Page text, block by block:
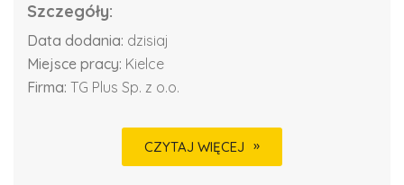
Szczegóły:
Data dodania: dzisiaj
Miejsce pracy: Kielce
Firma: TG Plus Sp. z o.o.
CZYTAJ WIĘCEJ